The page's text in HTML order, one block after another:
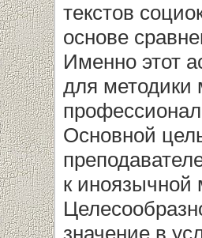
текстов
основе
Именно этот
для методики
Основной
к иноязычной
значение в